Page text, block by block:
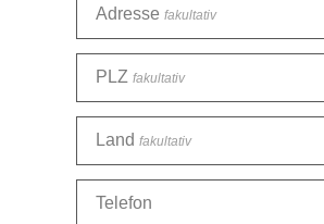
Adresse fakultativ
PLZ fakultativ
Land fakultativ
Telefon